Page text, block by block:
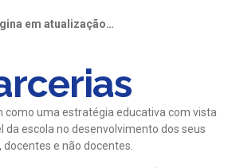
em atualização…
como uma estratégia educativa com vista
da escola no desenvolvimento dos seus
docentes e não docentes.